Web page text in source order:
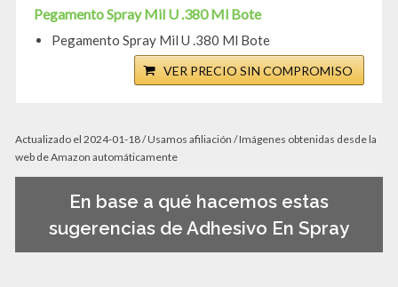
Pegamento Spray Mil U .380 Ml Bote
Pegamento Spray Mil U .380 Ml Bote
VER PRECIO SIN COMPROMISO
Actualizado el 2024-01-18 / Usamos afiliación / Imágenes obtenidas desde la
web de Amazon automáticamente
En base a qué hacemos estas
sugerencias de Adhesivo En Spray